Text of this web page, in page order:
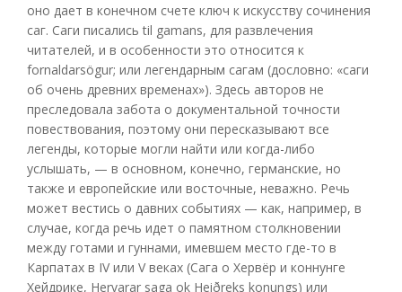
оно дает в конечном счете ключ к искусству сочинения
саг. Саги писались til gamans, для развлечения
читателей, и в особенности это относится к
fornaldarsögur; или легендарным сагам (дословно: «саги
об очень древних временах»). Здесь авторов не
преследовала забота о документальной точности
повествования, поэтому они пересказывают все
легенды, которые могли найти или когда-либо
услышать, — в основном, конечно, германские, но
также и европейские или восточные, неважно. Речь
может вестись о давних событиях — как, например, в
случае, когда речь идет о памятном столкновении
между готами и гуннами, имевшем место где-то в
Карпатах в IV или V веках (Сага о Хервёр и коннунге
Хейдрике, Hervarar saga ok Heiðreks konungs) или